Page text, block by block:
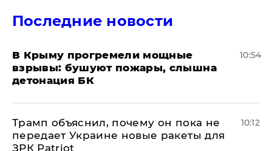
Последние новости
В Крыму прогремели мощные
взрывы: бушуют пожары, слышна
детонация БК
10:54
Трамп объяснил, почему он пока не
передает Украине новые ракеты для
ЗРК Patriot
10:12